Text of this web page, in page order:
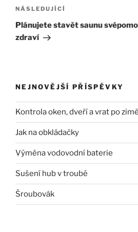
Následující
příspěvek
NÁSLEDUJÍCÍ
Plánujete stavět saunu
zdraví
NEJNOVĚJŠÍ PŘÍSPĚVKY
Kontrola oken, dveří a vrat po zimě
Jak na obkládačky
Výměna vodovodní baterie
Sušení hub v troubě
Šroubovák